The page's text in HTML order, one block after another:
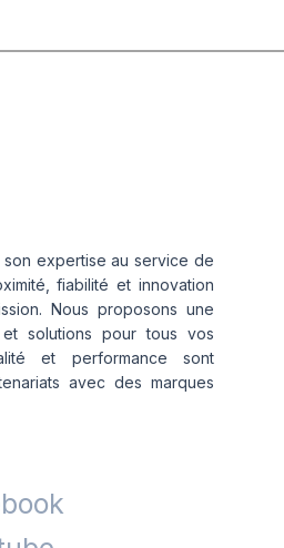
son expertise au service de
fiabilité et innovation
Nous proposons une
solutions pour tous vos
et performance sont
avec des marques